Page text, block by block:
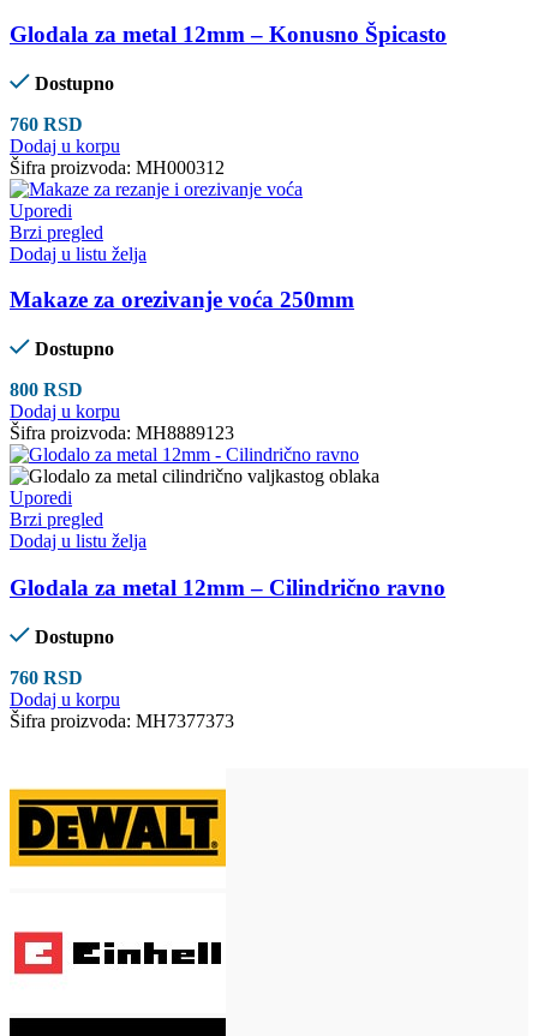
Glodala za metal 12mm – Konusno Špicasto
Dostupno
760 RSD
Dodaj u korpu
Šifra proizvoda: MH000312
Uporedi
Brzi pregled
Dodaj u listu želja
Makaze za orezivanje voća 250mm
Dostupno
800 RSD
Dodaj u korpu
Šifra proizvoda: MH8889123
Uporedi
Brzi pregled
Dodaj u listu želja
Glodala za metal 12mm – Cilindrično ravno
Dostupno
760 RSD
Dodaj u korpu
Šifra proizvoda: MH7377373